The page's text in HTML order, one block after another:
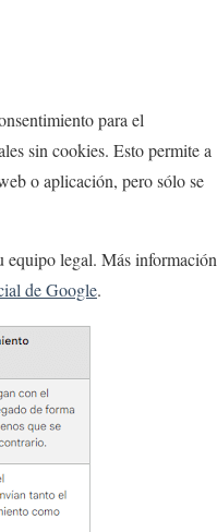
para el
sin cookies. Esto permite a
o aplicación, pero sólo se
equipo legal. Más información
de Google.